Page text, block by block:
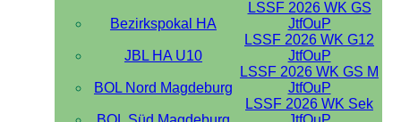
Bezirkspokal HA
LSSF 2026 WK GS
JtfOuP
JBL HA U10
LSSF 2026 WK G12
JtfOuP
BOL Nord Magdeburg
LSSF 2026 WK GS M
JtfOuP
LSSF 2026 WK Sek